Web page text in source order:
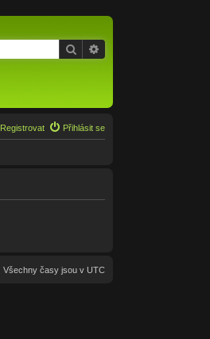
Hledat
Přihlásit se
Registrovat
Všechny časy jsou v UTC